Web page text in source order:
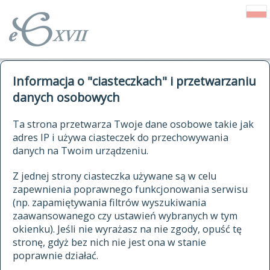
Informacja o "ciasteczkach" i przetwarzaniu
danych osobowych
Ta strona przetwarza Twoje dane osobowe takie jak
adres IP i używa ciasteczek do przechowywania
danych na Twoim urządzeniu.
Z jednej strony ciasteczka używane są w celu
zapewnienia poprawnego funkcjonowania serwisu
(np. zapamiętywania filtrów wyszukiwania
zaawansowanego czy ustawień wybranych w tym
okienku). Jeśli nie wyrażasz na nie zgody, opuść tę
stronę, gdyż bez nich nie jest ona w stanie
poprawnie działać.
autorzy Słownika
historia
publikacje
źródła
autorzy tekstów źródłowych
zasady opracowania
statystyki
najnowsze hasła
ostatnio zmodyfikowane hasła
kwerendy
jak cytować Słownik
ELEKTRONICZNY SŁOWNIK
JĘZYKA POLSKIEGO
XVII I XVIII WIEKU
znajdź hasła
zaczynające się od